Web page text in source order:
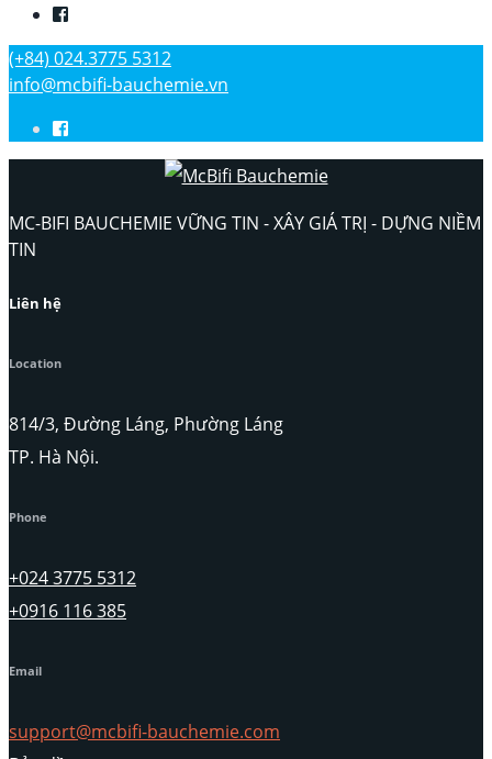
(+84) 024.3775 5312
info@mcbifi-bauchemie.vn
MC-BIFI BAUCHEMIE VỮNG TIN - XÂY GIÁ TRỊ - DỰNG NIỀM
TIN
Liên hệ
Location
814/3, Đường Láng, Phường Láng
TP. Hà Nội.
Phone
+024 3775 5312
+0916 116 385
Email
support@mcbifi-bauchemie.com